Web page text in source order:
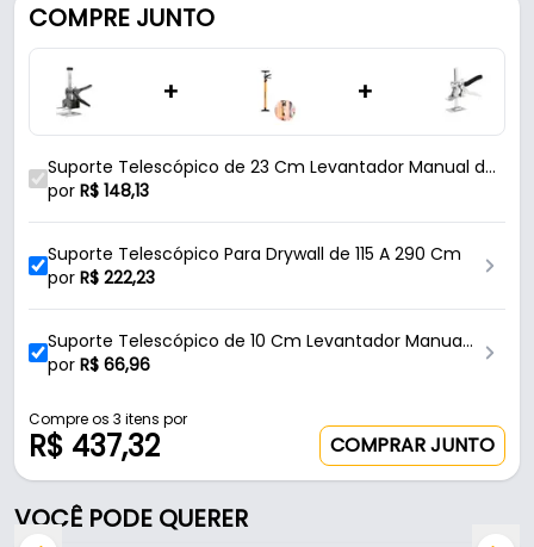
Fabricado em Aço Carbono e Aço Inoxidável na cor
cromada, é resistente e durável no uso diário.
Características:
- Marca: Sim Ferragens
- Modelo: Telescópico
- Material: Aço Carbono e Aço Inoxidável
- Cor: Cromado
- Capacidade máxima de peso: 170 Kg
- Capacidade normal de peso: 140 Kg
- Altura ajustável: 0 A 23 Cm
- Medida da base: 10,5 X 9,5 Cm
- Conteúdo de embalagem: 01 Suporte Telescópico
Conteúdo da Embalagem:
COMPRE JUNTO
+ +
Suporte Telescópico de 23 Cm Levantador Manual de
Móveis Sim Ferragens
por R$ 148,13
Suporte Telescópico Para Drywall de 115 A 290 Cm
por R$ 222,23
Suporte Telescópico de 10 Cm Levantador Manual
de Móveis Sim Ferragens
por R$ 66,96
Compre os 3 itens por
R$ 437,32 COMPRAR JUNTO
VOCÊ PODE QUERER